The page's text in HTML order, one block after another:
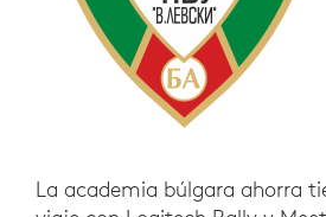
La academia búlgara ahorra